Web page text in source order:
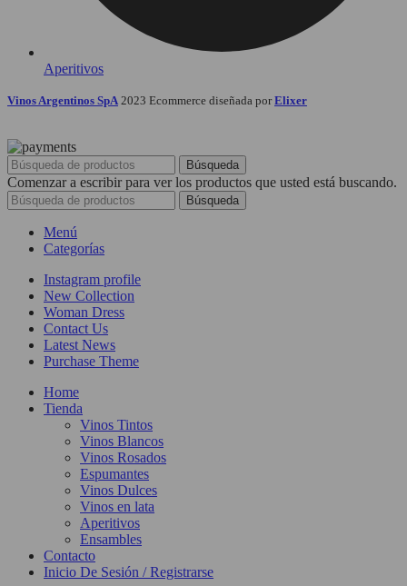
Aperitivos
Vinos Argentinos SpA 2023 Ecommerce diseñada porElixer
Búsqueda
Comenzar a escribir para ver los productos que usted está buscando.
Búsqueda
Menú
Categorías
Instagram profile
New Collection
Woman Dress
Contact Us
Latest News
Purchase Theme
Home
Tienda
Vinos Tintos
Vinos Blancos
Vinos Rosados
Espumantes
Vinos Dulces
Vinos en lata
Aperitivos
Ensambles
Contacto
Inicio De Sesión / Registrarse